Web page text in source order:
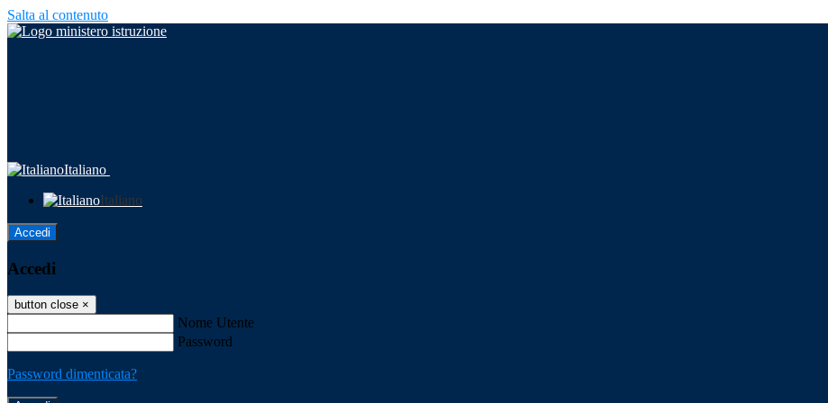
Salta al contenuto
Italiano
Italiano
Accedi
Accedi
button close ×
Nome Utente
Password
Password dimenticata?